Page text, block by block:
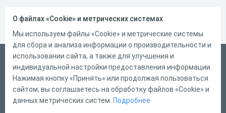
Русский
Справка
Форма обратной связи
О файлах «Cookie» и метрических системах
Мы используем файлы «Cookie» и метрические системы
для сбора и анализа информации о производительности и
использовании сайта, а также для улучшения и
индивидуальной настройки предоставления информации.
Нажимая кнопку «Принять» или продолжая пользоваться
сайтом, вы соглашаетесь на обработку файлов «Cookie» и
данных метрических систем. Подробнее